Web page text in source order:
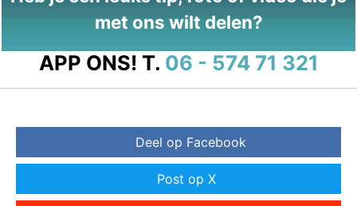
met ons wilt delen?
APP ONS! T. 06 - 574 71 321
Deel op Facebook
Post op X